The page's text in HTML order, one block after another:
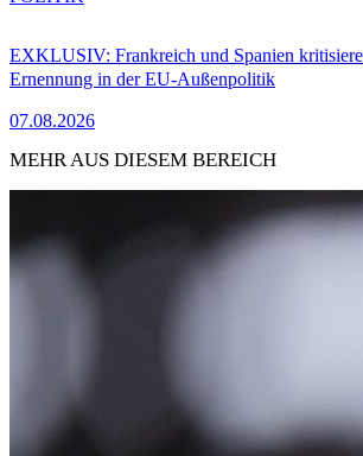
EXKLUSIV: Frankreich und Spanien
Ernennung in der EU-Außenpolitik
07.08.2026
MEHR AUS DIESEM BEREICH